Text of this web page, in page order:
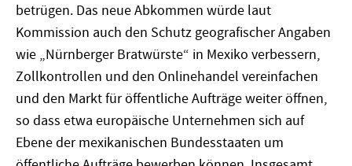
betrügen. Das neue Abkommen würde laut
Kommission auch den Schutz geografischer Angaben
wie „Nürnberger Bratwürste“ in Mexiko verbessern,
Zollkontrollen und den Onlinehandel vereinfachen
und den Markt für öffentliche Aufträge weiter öffnen,
so dass etwa europäische Unternehmen sich auf
Ebene der mexikanischen Bundesstaaten um